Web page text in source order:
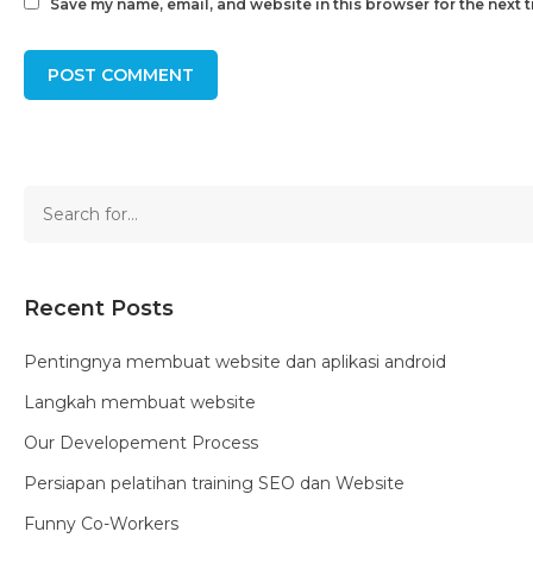
Save my name, email, and website in this browser for the next
Recent Posts
Pentingnya membuat website dan aplikasi android
Langkah membuat website
Our Developement Process
Persiapan pelatihan training SEO dan Website
Funny Co-Workers